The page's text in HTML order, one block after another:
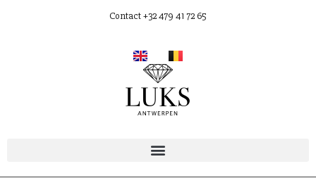
Contact +32 479 41 72 65